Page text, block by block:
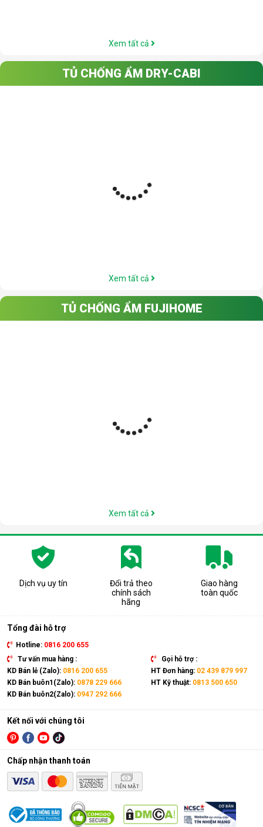
Xem tất cả
TỦ CHỐNG ẨM DRY-CABI
Xem tất cả
TỦ CHỐNG ẨM FUJIHOME
Xem tất cả
Dịch vụ uy tín
Đổi trả theo
chính sách
hãng
Giao hàng
toàn quốc
Tổng đài hỗ trợ
Hotline: 0816 200 655
Tư vấn mua hàng :
KD Bán lẻ (Zalo): 0816 200 655
KD Bán buôn1(Zalo): 0878 229 666
KD Bán buôn2(Zalo): 0947 292 666
Gọi hỗ trợ :
HT Đơn hàng: 02 439 879 997
HT Kỹ thuật: 0813 500 650
Kết nối với chúng tôi
Chấp nhận thanh toán